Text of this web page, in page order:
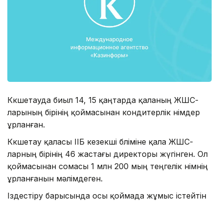
Көкшетауда биыл 14, 15 қаңтарда қаланың ЖШС-
ларының бірінің қоймасынан кондитерлік өнімдер
ұрланған.
Көкшетау қаласы ІІБ кезекші бөліміне қала ЖШС-
ларның бірінің 46 жастағы директоры жүгінген. Ол
қоймасынан сомасы 1 млн 200 мың теңгелік өнімнің
ұрланғанын мәлімдеген.
Іздестіру барысында осы қоймада жұмыс істейтін